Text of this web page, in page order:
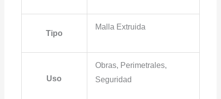
Tipo
Malla Extruida
Uso
Obras, Perimetrales,
Seguridad